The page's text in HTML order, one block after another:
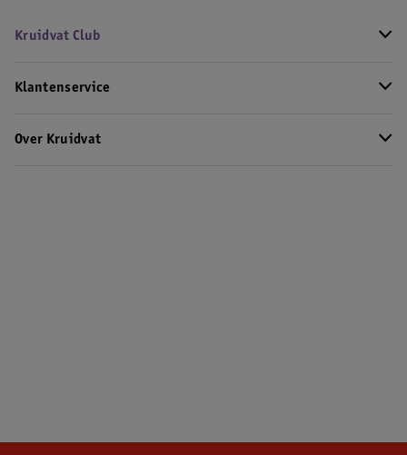
Kruidvat Club
Klantenservice
Over Kruidvat